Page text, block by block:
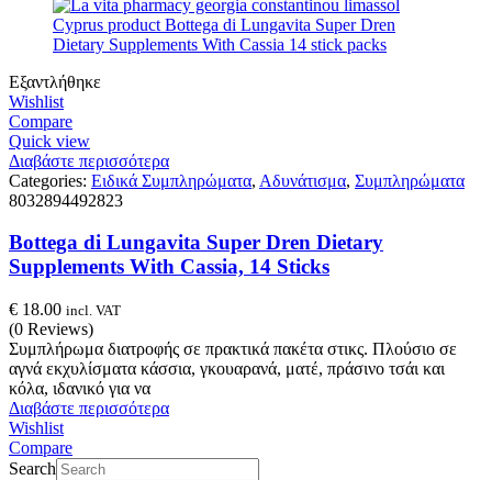
Εξαντλήθηκε
Wishlist
Compare
Quick view
Διαβάστε περισσότερα
Categories: Ειδικά Συμπληρώματα, Αδυνάτισμα, Συμπληρώματα
8032894492823
Bottega di Lungavita Super Dren Dietary
Supplements With Cassia, 14 Sticks
€ 18.00 incl. VAT
(0 Reviews)
Συμπλήρωμα διατροφής σε πρακτικά πακέτα στικς. Πλούσιο σε
αγνά εκχυλίσματα κάσσια, γκουαρανά, ματέ, πράσινο τσάι και
κόλα, ιδανικό για να
Διαβάστε περισσότερα
Wishlist
Compare
Search